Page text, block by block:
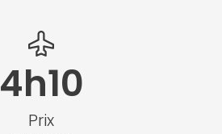
4h10
Prix